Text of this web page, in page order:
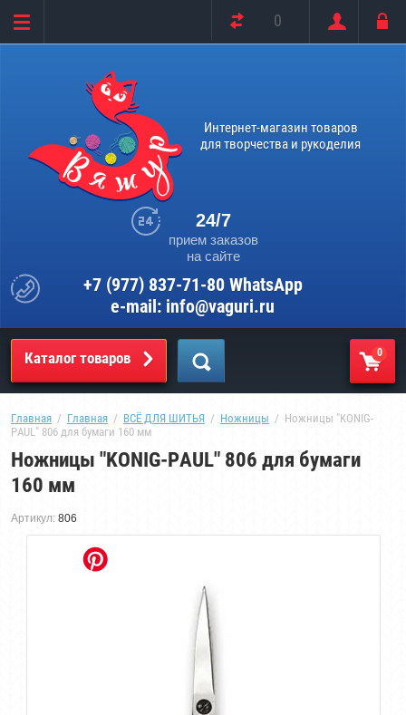
0
Интернет-магазин товаров
для творчества и рукоделия
24/7
прием заказов
на сайте
+7 (977) 837-71-80 WhatsApp
e-mail: info@vaguri.ru
Каталог товаров 0
Главная
  /
Главная
  /
ВСЁ ДЛЯ ШИТЬЯ
  /
Ножницы
  /  Ножницы "KONIG-
PAUL" 806 для бумаги 160 мм
Ножницы "KONIG-PAUL" 806 для бумаги
160 мм
Артикул: 806